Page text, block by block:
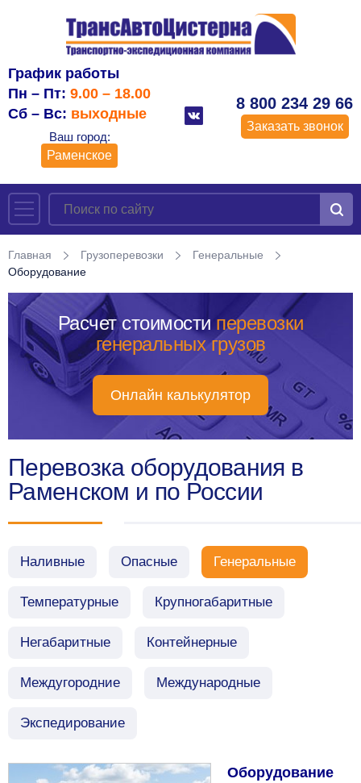
График работы
Пн – Пт: 9.00 – 18.00
Сб – Вс: выходные
Ваш город:
Раменское
8 800 234 29 66
Заказать звонок
Главная Грузоперевозки
Генеральные
Оборудование
Расчет стоимости перевозки
генеральных грузов
Онлайн калькулятор
Перевозка оборудования в
Раменском и по России
Наливные Опасные Генеральные
Температурные Крупногабаритные
Негабаритные Контейнерные
Междугородние Международные
Экспедирование
Оборудование